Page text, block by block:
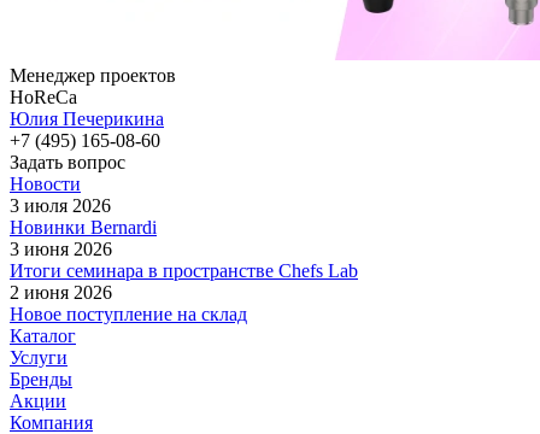
Менеджер проектов
HoReCa
Юлия Печерикина
+7 (495) 165-08-60
Задать вопрос
Новости
3 июля 2026
Новинки Bernardi
3 июня 2026
Итоги семинара в пространстве Chefs Lab
2 июня 2026
Новое поступление на склад
Каталог
Услуги
Бренды
Акции
Компания